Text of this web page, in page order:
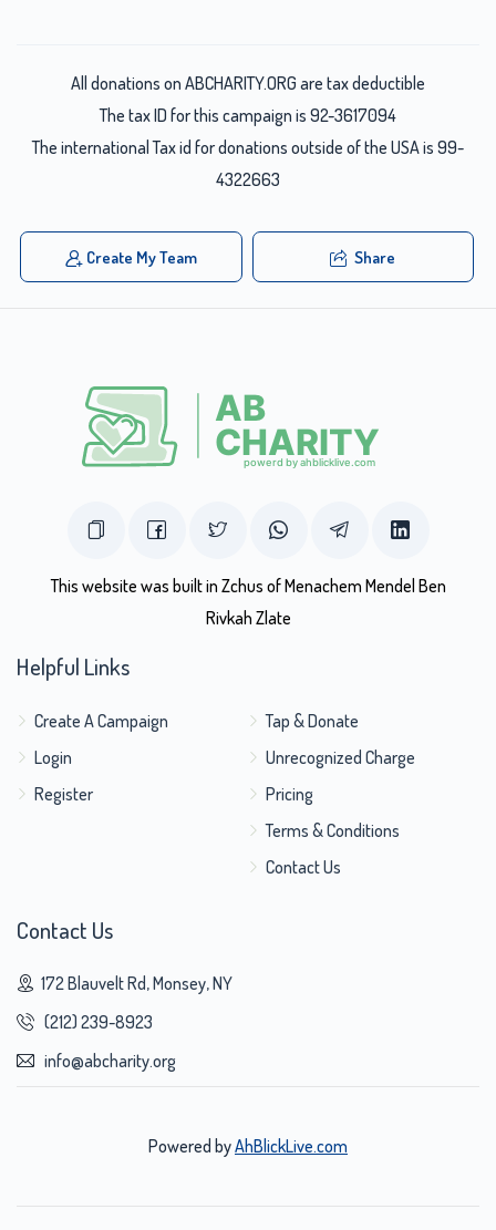
All donations on ABCHARITY.ORG are tax deductible
The tax ID for this campaign is 92-3617094
The international Tax id for donations outside of the USA is 99-
4322663
Create My Team Share
This website was built in Zchus of Menachem Mendel Ben
Rivkah Zlate
Helpful Links
Create A Campaign
Login
Register
Tap & Donate
Unrecognized Charge
Pricing
Terms & Conditions
Contact Us
Contact Us
172 Blauvelt Rd, Monsey, NY
(212) 239-8923
info@abcharity.org
Powered byAhBlickLive.com